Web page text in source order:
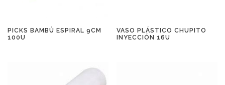
PICKS BAMBÚ ESPIRAL 9CM
100U
VASO PLÁSTICO CHUPITO
INYECCIÓN 16U